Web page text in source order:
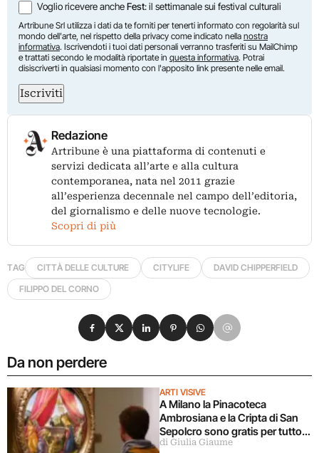
Voglio ricevere ancheFest: il settimanale sui festival culturali
Artribune Srl utilizza i dati da te forniti per tenerti informato con regolarità sul
mondo dell'arte, nel rispetto della privacy come indicato nella nostra
informativa. Iscrivendoti i tuoi dati personali verranno trasferiti su MailChimp
e trattati secondo le modalità riportate in questa informativa. Potrai
disiscriverti in qualsiasi momento con l'apposito link presente nelle email.
Iscriviti
Redazione
Artribune è una piattaforma di contenuti e
servizi dedicata all’arte e alla cultura
contemporanea, nata nel 2011 grazie
all’esperienza decennale nel campo dell’editoria,
del giornalismo e delle nuove tecnologie.
Scopri di più
TAG CITTÀ DELLE CULTURE CITYLIFE
DAVID CHIPPERFIELD
FILIPPO DEL CORNO
Da non perdere
ARTI VISIVE
A Milano la Pinacoteca
Ambrosiana e la Cripta di San
Sepolcro sono gratis per tutto
agosto (ma solo per milanesi)
di Giulia Giaume
Condividi su Facebook
Condividi su X
Condividi su LinkedIn
Condividi su Pinterest
Condividi su WhatsApp
Condividi su Email